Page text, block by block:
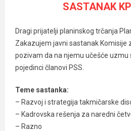
SASTANAK
Dragi prijatelji planinskog trčanja
Zakazujem javni sastanak Komisije
pozivam da na njemu učešće uzmu
pojedinci članovi PSS.
Teme sastanka:
– Razvoj i strategija takmičarske
– Kadrovska rešenja za naredni
– Razno